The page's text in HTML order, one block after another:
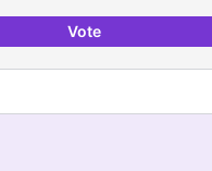
VoteBar obert, que